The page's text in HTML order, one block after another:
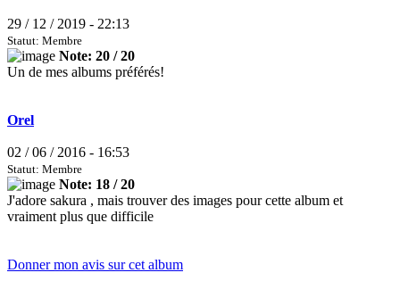
29 / 12 / 2019 - 22:13
Statut: Membre
Note: 20 / 20
Un de mes albums préférés!
Orel
02 / 06 / 2016 - 16:53
Statut: Membre
Note: 18 / 20
J'adore sakura , mais trouver des images pour cette album et
vraiment plus que difficile
Donner mon avis sur cet album